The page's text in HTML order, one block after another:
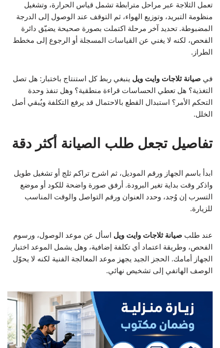
تعمل الثلاجة عبر مراحل مترابطة تشمل قياس الحرارة، وتشغيل
منظومة التبريد، وتوزيع الهواء، ثم التوقف عند الوصول إلى الدرجة
المضبوطة. تحديد آخر مرحلة اكتملت بصورة صحيحة يضيّق دائرة
الفحص، لكنه لا يغني عن القياسات المسجلة أو الرجوع إلى مخطط
الطراز.
في صيانة ثلاجات وايت ويل ينبغي ربط كل استنتاج باختبار: هل تصل
التغذية؟ هل تعطي الحساسات قراءة منطقية؟ وهل تنفذ وحدة
التحكم الأمر؟ استبدال القطع بالاحتمال قد يرفع التكلفة ويُبقي أصل
الخلل.
تفاصيل تجعل طلب الصيانة أكثر دقة
ابدأ باسم الجهاز ورقم الموديل، ثم اشرح تراكم ثلج أو تشغيل طويل
واذكر وقت بداية تغير البرودة. أرفق صورة واضحة للكود أو موضع
التسرب إن وُجد، وحدد العنوان ورقم التواصل والوقت المناسب
للزيارة.
عند طلب صيانة ثلاجات وايت ويل اسأل عن موعد الوصول، ورسوم
الفحص، وطريقة اعتماد أي تكلفة إضافية، وهل يشمل الموعد اختبار
الجهاز أمامك. الحجز الجيد يجهز موعد المعالجة الفنية لكنه لا يحوّل
الوصف الهاتفي إلى تشخيص نهائي.